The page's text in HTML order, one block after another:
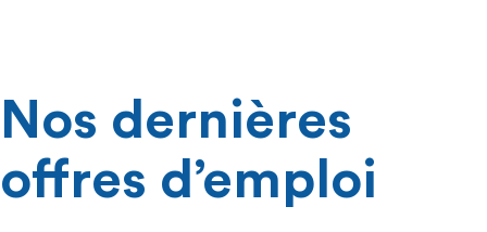
Nos dernières
offres d’emploi